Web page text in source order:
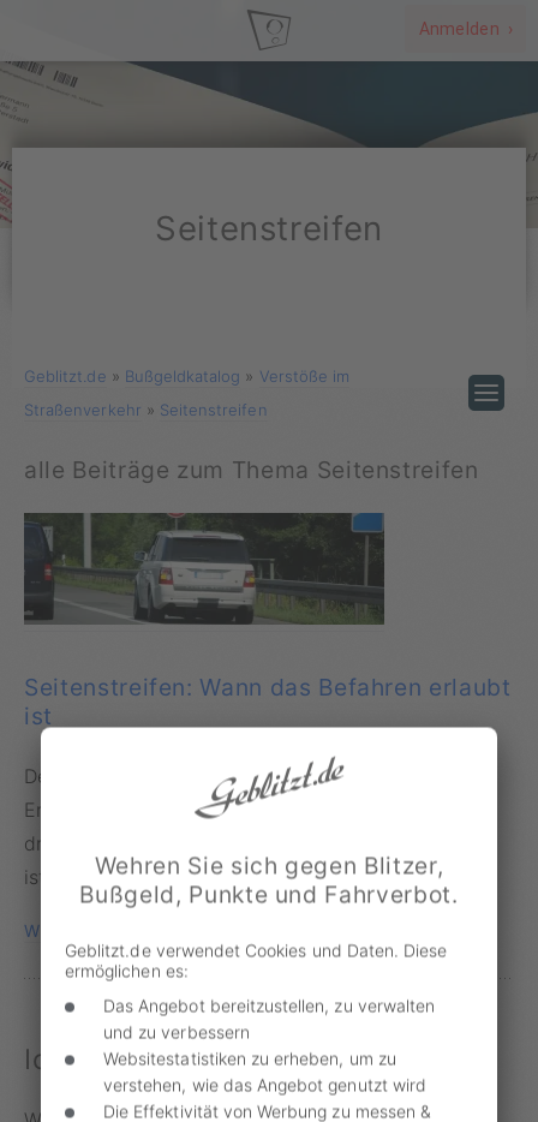
Anmelden ›
Seitenstreifen
Geblitzt.de » Bußgeldkatalog » Verstöße im
Straßenverkehr » Seitenstreifen
alle Beiträge zum Thema Seitenstreifen
Seitenstreifen: Wann das Befahren erlaubt
ist
Der Seitenstreifen ist keine Alternative im Stau.
Erfahren Sie hier, welche Sanktionen bei Verstößen
drohen und in welchen Fällen die Nutzung zulässig
ist.
WEITERLESEN
Ich benötige weitere Informationen
Wehren Sie sich gegen Blitzer,
Bußgeld, Punkte und Fahrverbot.
Geblitzt.de verwendet Cookies und Daten. Diese
ermöglichen es:
Das Angebot bereitzustellen, zu verwalten
und zu verbessern
Websitestatistiken zu erheben, um zu
verstehen, wie das Angebot genutzt wird
Die Effektivität von Werbung zu messen &